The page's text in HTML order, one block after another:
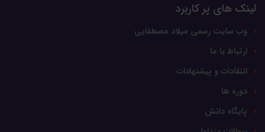
لینک های پر کاربرد
وب سایت رسمی میلاد مصطفایی
ارتباط با ما
انتقادات و پیشنهادات
دوره ها
پایگاه دانش